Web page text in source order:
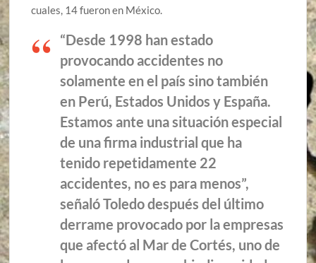
cuales, 14 fueron en México.
“Desde 1998 han estado
provocando accidentes no
solamente en el país sino también
en Perú, Estados Unidos y España.
Estamos ante una situación especial
de una firma industrial que ha
tenido repetidamente 22
accidentes, no es para menos”,
señaló Toledo después del último
derrame provocado por la empresas
que afectó al Mar de Cortés, uno de